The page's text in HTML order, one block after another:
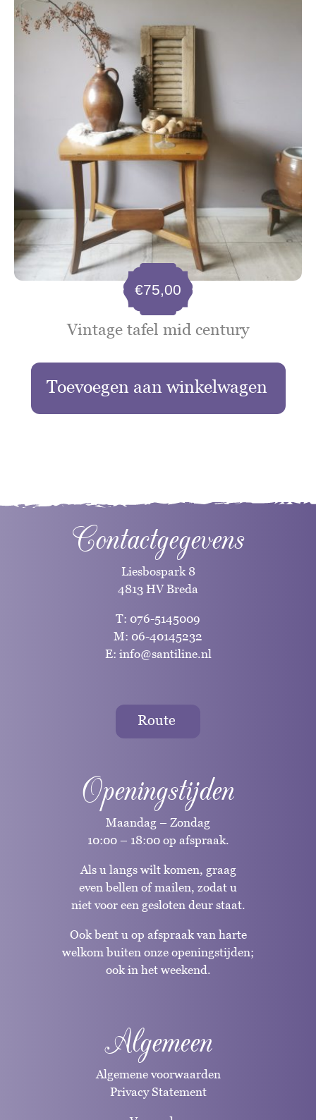
Vintage tafel mid century
€75,00
Toevoegen aan winkelwagen
Contactgegevens
Liesbospark 8
4813 HV Breda
T: 076-5145009
M: 06-40145232
E: info@santiline.nl
Route
Openingstijden
Maandag – Zondag
10:00 – 18:00 op afspraak.
Als u langs wilt komen, graag
even bellen of mailen, zodat u
niet voor een gesloten deur staat.
Ook bent u op afspraak van harte
welkom buiten onze openingstijden;
ook in het weekend.
Algemeen
Algemene voorwaarden
Privacy Statement